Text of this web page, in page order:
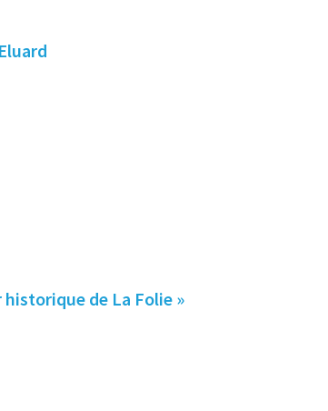
de La Folie »